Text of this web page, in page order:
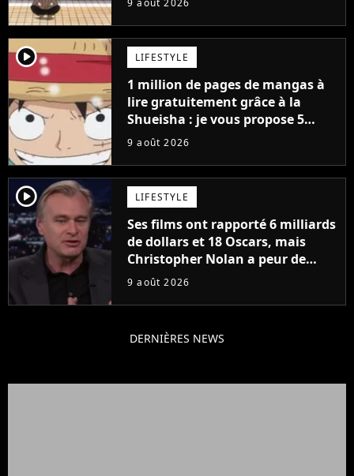
player2 LIFESTYLE
1 million de pages de mangas à
lire gratuitement grâce à la
Shueisha : je vous propose 5
mangas jamais sortis en France
9 août 2026
player2 LIFESTYLE
Ses films ont rapporté 6 milliards
de dollars et 18 Oscars, mais
Christopher Nolan a peur de
tourner un genre de films très
9 août 2026
DERNIÈRES NEWS